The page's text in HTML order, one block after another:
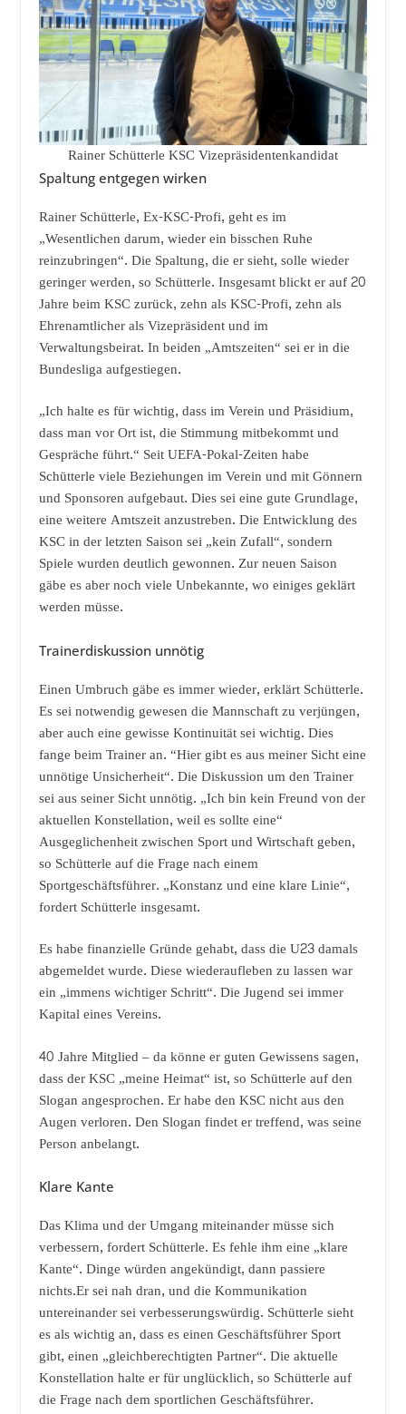
Rainer Schütterle KSC Vizepräsidentenkandidat
Spaltung entgegen wirken
Rainer Schütterle, Ex-KSC-Profi, geht es im
„Wesentlichen darum, wieder ein bisschen Ruhe
reinzubringen“. Die Spaltung, die er sieht, solle wieder
geringer werden, so Schütterle. Insgesamt blickt er auf 20
Jahre beim KSC zurück, zehn als KSC-Profi, zehn als
Ehrenamtlicher als Vizepräsident und im
Verwaltungsbeirat. In beiden „Amtszeiten“ sei er in die
Bundesliga aufgestiegen.
„Ich halte es für wichtig, dass im Verein und Präsidium,
dass man vor Ort ist, die Stimmung mitbekommt und
Gespräche führt.“ Seit UEFA-Pokal-Zeiten habe
Schütterle viele Beziehungen im Verein und mit Gönnern
und Sponsoren aufgebaut. Dies sei eine gute Grundlage,
eine weitere Amtszeit anzustreben. Die Entwicklung des
KSC in der letzten Saison sei „kein Zufall“, sondern
Spiele wurden deutlich gewonnen. Zur neuen Saison
gäbe es aber noch viele Unbekannte, wo einiges geklärt
werden müsse.
Trainerdiskussion unnötig
Einen Umbruch gäbe es immer wieder, erklärt Schütterle.
Es sei notwendig gewesen die Mannschaft zu verjüngen,
aber auch eine gewisse Kontinuität sei wichtig. Dies
fange beim Trainer an. “Hier gibt es aus meiner Sicht eine
unnötige Unsicherheit“. Die Diskussion um den Trainer
sei aus seiner Sicht unnötig. „Ich bin kein Freund von der
aktuellen Konstellation, weil es sollte eine“
Ausgeglichenheit zwischen Sport und Wirtschaft geben,
so Schütterle auf die Frage nach einem
Sportgeschäftsführer. „Konstanz und eine klare Linie“,
fordert Schütterle insgesamt.
Es habe finanzielle Gründe gehabt, dass die U23 damals
abgemeldet wurde. Diese wiederaufleben zu lassen war
ein „immens wichtiger Schritt“. Die Jugend sei immer
Kapital eines Vereins.
40 Jahre Mitglied – da könne er guten Gewissens sagen,
dass der KSC „meine Heimat“ ist, so Schütterle auf den
Slogan angesprochen. Er habe den KSC nicht aus den
Augen verloren. Den Slogan findet er treffend, was seine
Person anbelangt.
Klare Kante
Das Klima und der Umgang miteinander müsse sich
verbessern, fordert Schütterle. Es fehle ihm eine „klare
Kante“. Dinge würden angekündigt, dann passiere
nichts.Er sei nah dran, und die Kommunikation
untereinander sei verbesserungswürdig. Schütterle sieht
es als wichtig an, dass es einen Geschäftsführer Sport
gibt, einen „gleichberechtigten Partner“. Die aktuelle
Konstellation halte er für unglücklich, so Schütterle auf
die Frage nach dem sportlichen Geschäftsführer.